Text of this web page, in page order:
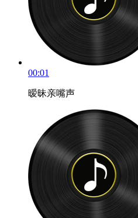
00:01
暧昧亲嘴声